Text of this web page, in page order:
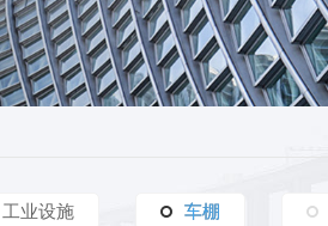
优益优高考补习学校主席台膜结构工程
锦园新世纪膜结构工程
车棚 南开学校车棚膜结构工程
新疆政法学院车棚膜结构工程
交通设施 铜川供电局地下车库入口膜结构工程
时事聚焦
其他
工业设施 车棚
车棚